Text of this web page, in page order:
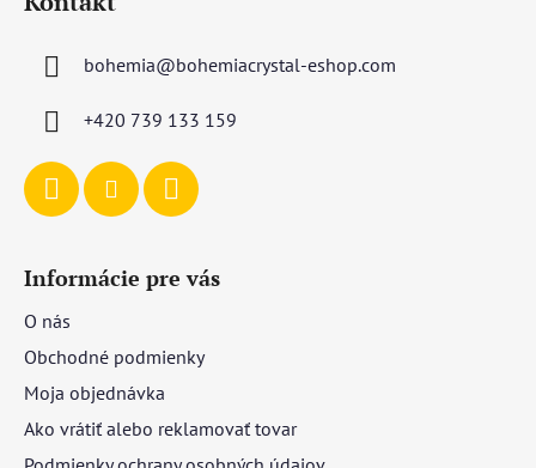
bohemia@bohemiacrystal-eshop.com
+420 739 133 159
Informácie pre vás
O nás
Obchodné podmienky
Moja objednávka
Ako vrátiť alebo reklamovať tovar